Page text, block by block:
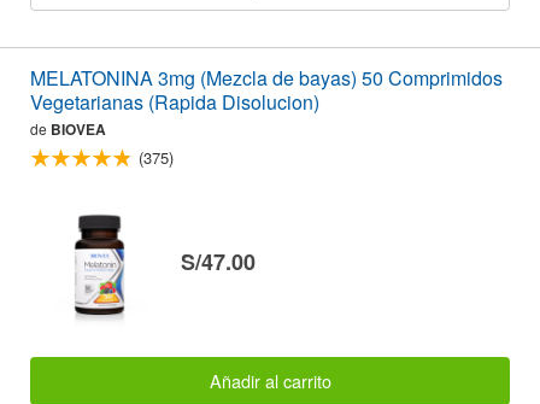
MELATONINA 3mg (Mezcla de bayas) 50 Comprimidos
Vegetarianas (Rapida Disolucion)
de BIOVEA
(375)
S/47.00
Añadir al carrito